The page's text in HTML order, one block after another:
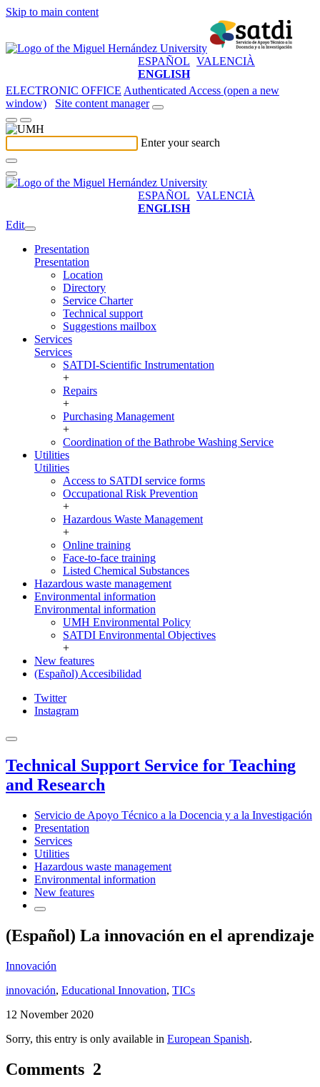
Skip to main content
ESPAÑOL VALENCIÀ
ENGLISH
ELECTRONIC OFFICE Authenticated Access (open a new
window)
Site content manager
Enter your search
ESPAÑOL VALENCIÀ
ENGLISH
Edit
Presentation
Presentation
Location
Directory
Service Charter
Technical support
Suggestions mailbox
Services
Services
SATDI-Scientific Instrumentation
+
Repairs
+
Purchasing Management
+
Coordination of the Bathrobe Washing Service
Utilities
Utilities
Access to SATDI service forms
Occupational Risk Prevention
+
Hazardous Waste Management
+
Online training
Face-to-face training
Listed Chemical Substances
Hazardous waste management
Environmental information
Environmental information
UMH Environmental Policy
SATDI Environmental Objectives
+
New features
(Español) Accesibilidad
Twitter
Instagram
Technical Support Service for Teaching
and Research
Servicio de Apoyo Técnico a la Docencia y a la Investigación
Presentation
Services
Utilities
Hazardous waste management
Environmental information
New features
(Español) La innovación en el aprendizaje
Innovación
innovación, Educational Innovation, TICs
12 November 2020
Sorry, this entry is only available in European Spanish.
Comments 2